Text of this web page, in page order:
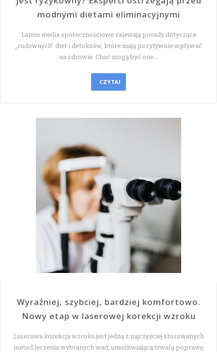
modnymi dietami eliminacyjnymi
Latem media społecznościowe zalewają porady dotyczące
„cudownych” diet i detoksów, które mają pozytywnie wpływać
na zdrowie. Choć mogą być one…
CZYTAJ
Wyraźniej, szybciej, bardziej komfortowo.
Nowy etap w laserowej korekcji wzroku
Laserowa korekcja wzroku jest jedną z najczęściej stosowanych
metod leczenia wybranych wad, umożliwiającą trwałą poprawę